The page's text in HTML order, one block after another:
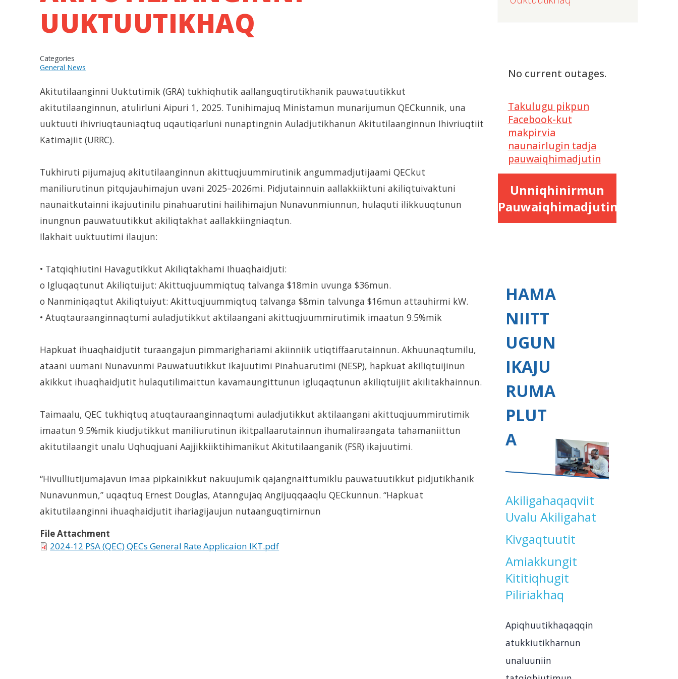
UUKTUUTIKHAQ
Categories
General News
Akitutilaanginni Uuktutimik (GRA) tukhiqhutik aallanguqtirutikhanik pauwatuutikkut
akitutilaanginnun, atulirluni Aipuri 1, 2025. Tunihimajuq Ministamun munarijumun QECkunnik, una
uuktuuti ihivriuqtauniaqtuq uqautiqarluni nunaptingnin Auladjutikhanun Akitutilaanginnun Ihivriuqtiit
Katimajiit (URRC).
Tukhiruti pijumajuq akitutilaanginnun akittuqjuummirutinik angummadjutijaami QECkut
maniliurutinun pitqujauhimajun uvani 2025–2026mi. Pidjutainnuin aallakkiiktuni akiliqtuivaktuni
naunaitkutainni ikajuutinilu pinahuarutini hailihimajun Nunavunmiunnun, hulaquti ilikkuuqtunun
inungnun pauwatuutikkut akiliqtakhat aallakkiingniaqtun.
Ilakhait uuktuutimi ilaujun:
• Tatqiqhiutini Havagutikkut Akiliqtakhami Ihuaqhaidjuti:
o Igluqaqtunut Akiliqtuijut: Akittuqjuummiqtuq talvanga $18min uvunga $36mun.
o Nanminiqaqtut Akiliqtuiyut: Akittuqjuummiqtuq talvanga $8min talvunga $16mun attauhirmi kW.
• Atuqtauraanginnaqtumi auladjutikkut aktilaangani akittuqjuummirutimik imaatun 9.5%mik
Hapkuat ihuaqhaidjutit turaangajun pimmarighariami akiinniik utiqtiffaarutainnun. Akhuunaqtumilu,
ataani uumani Nunavunmi Pauwatuutikkut Ikajuutimi Pinahuarutimi (NESP), hapkuat akiliqtuijinun
akikkut ihuaqhaidjutit hulaqutilimaittun kavamaungittunun igluqaqtunun akiliqtuijiit akilitakhainnun.
Taimaalu, QEC tukhiqtuq atuqtauraanginnaqtumi auladjutikkut aktilaangani akittuqjuummirutimik
imaatun 9.5%mik kiudjutikkut maniliurutinun ikitpallaarutainnun ihumaliraangata tahamaniittun
akitutilaangit unalu Uqhuqjuani Aajjikkiiktihimanikut Akitutilaanganik (FSR) ikajuutimi.
“Hivulliutijumajavun imaa pipkainikkut nakuujumik qajangnaittumiklu pauwatuutikkut pidjutikhanik
Nunavunmun,” uqaqtuq Ernest Douglas, Atanngujaq Angijuqqaaqlu QECkunnun. “Hapkuat
akitutilaanginni ihuaqhaidjutit ihariagijaujun nutaanguqtirnirnun
File Attachment
2024-12 PSA (QEC) QECs General Rate Applicaion IKT.pdf
No current outages.
Takulugu pikpun
Facebook-kut
makpirvia
naunairlugin tadja
pauwaiqhimadjutin
Unniqhinirmun
Pauwaiqhimadjutinun
HAMA
NIITT
UGUN
IKAJU
RUMA
PLUT
A
Akiligahaqaqviit
Uvalu Akiligahat
Kivgaqtuutit
Amiakkungit
Kititiqhugit
Piliriakhaq
Apiqhuutikhaqaqqin
atukkiutikharnun
unaluuniin